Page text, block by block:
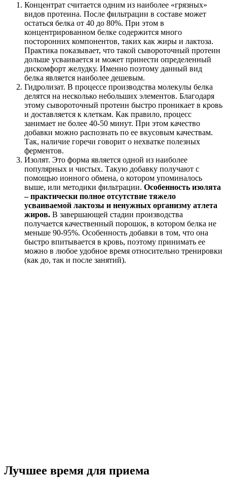
Концентрат считается одним из наиболее «грязных»
видов протеина. После фильтрации в составе может
остаться белка от 40 до 80%. При этом в
концентрированном белке содержится много
посторонних компонентов, таких как жиры и лактоза.
Практика показывает, что такой сывороточный протеин
дольше усваивается и может принести определенный
дискомфорт желудку. Именно поэтому данный вид
белка является наиболее дешевым.
Гидролизат. В процессе производства молекулы белка
делятся на несколько небольших элементов. Благодаря
этому сывороточный протеин быстро проникает в кровь
и доставляется к клеткам. Как правило, процесс
занимает не более 40-50 минут. При этом качество
добавки можно распознать по ее вкусовым качествам.
Так, наличие горечи говорит о нехватке полезных
ферментов.
Изолят. Это форма является одной из наиболее
популярных и чистых. Такую добавку получают с
помощью ионного обмена, о котором упоминалось
выше, или методики фильтрации. Особенность изолята
– практически полное отсутствие тяжело
усваиваемой лактозы и ненужных организму атлета
жиров. В завершающей стадии производства
получается качественный порошок, в котором белка не
меньше 90-95%. Особенность добавки в том, что она
быстро впитывается в кровь, поэтому принимать ее
можно в любое удобное время относительно тренировки
(как до, так и после занятий).
Лучшее время для приема